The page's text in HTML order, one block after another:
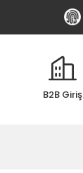
B2B Giriş